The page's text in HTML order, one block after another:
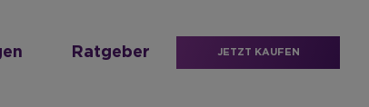
Ratgeber JETZT KAUFEN